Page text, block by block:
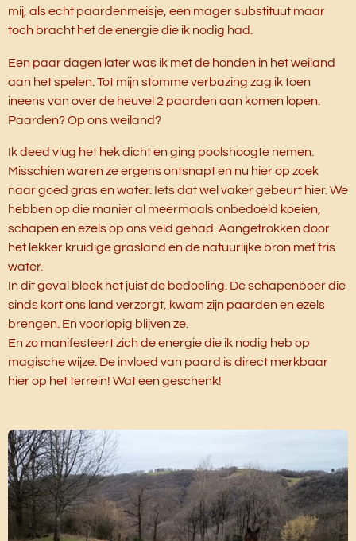
mij, als echt paardenmeisje, een mager substituut maar
toch bracht het de energie die ik nodig had.
Een paar dagen later was ik met de honden in het weiland
aan het spelen. Tot mijn stomme verbazing zag ik toen
ineens van over de heuvel 2 paarden aan komen lopen.
Paarden? Op ons weiland?
Ik deed vlug het hek dicht en ging poolshoogte nemen.
Misschien waren ze ergens ontsnapt en nu hier op zoek
naar goed gras en water. Iets dat wel vaker gebeurt hier. We
hebben op die manier al meermaals onbedoeld koeien,
schapen en ezels op ons veld gehad. Aangetrokken door
het lekker kruidige grasland en de natuurlijke bron met fris
water.
In dit geval bleek het juist de bedoeling. De schapenboer die
sinds kort ons land verzorgt, kwam zijn paarden en ezels
brengen. En voorlopig blijven ze.
En zo manifesteert zich de energie die ik nodig heb op
magische wijze. De invloed van paard is direct merkbaar
hier op het terrein! Wat een geschenk!